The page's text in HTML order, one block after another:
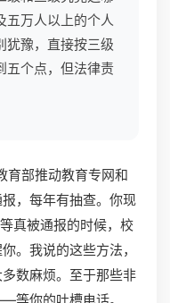
五万人以上的个人
犹豫，直接按三级
五个点，但法律责
育部推动教育专网和
，每年有抽查。你现
真被通报的时候，校
。我说的这些方法，
数麻烦。至于那些非